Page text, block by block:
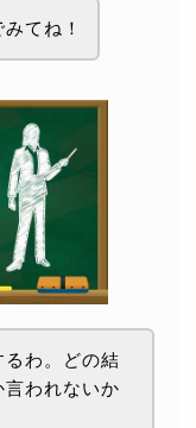
てね！
わ。どの結
われないか